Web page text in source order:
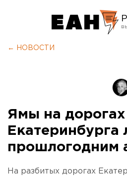
← НОВОСТИ
Ямы на дорогах
Екатеринбурга
прошлогодним
На разбитых дорогах